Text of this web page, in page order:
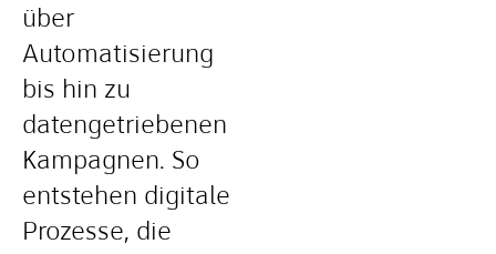
über
Automatisierung
bis hin zu
datengetriebenen
Kampagnen. So
entstehen digitale
Prozesse, die